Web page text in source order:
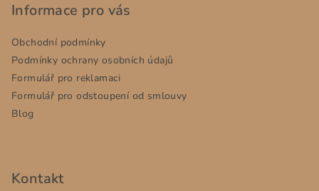
Informace pro vás
Obchodní podmínky
Podmínky ochrany osobních údajů
Formulář pro reklamaci
Formulář pro odstoupení od smlouvy
Blog
Kontakt